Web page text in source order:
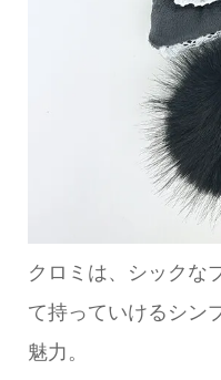
クロミは、シックな
て持っていけるシン
魅力。